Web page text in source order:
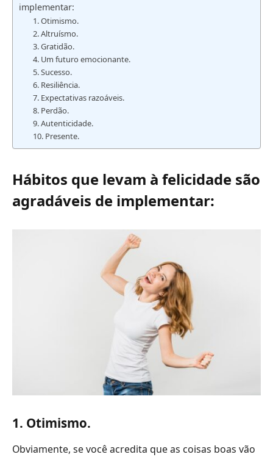
implementar:
1. Otimismo.
2. Altruísmo.
3. Gratidão.
4. Um futuro emocionante.
5. Sucesso.
6. Resiliência.
7. Expectativas razoáveis.
8. Perdão.
9. Autenticidade.
10. Presente.
Hábitos que levam à felicidade são
agradáveis ​​de implementar:
1. Otimismo.
Obviamente, se você acredita que as coisas boas vão